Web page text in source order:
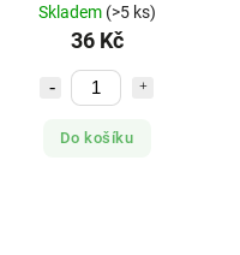
Skladem (>5 ks)
36 Kč
Do košíku